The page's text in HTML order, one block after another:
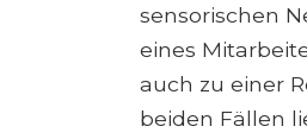
sensorischen
eines
auch zu einer
beiden Fällen